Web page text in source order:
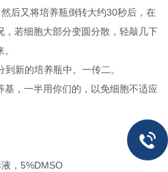
后又将培养瓶倒转大约30秒后，在
，若细胞大部分变圆分散，轻敲几下
新的培养瓶中。一传二。
，一半用你们的，以免细胞不适应
，5%DMSO